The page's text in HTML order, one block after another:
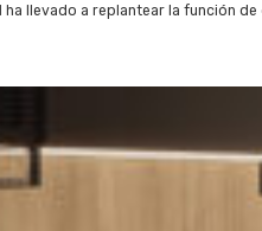
llevado a replantear la función